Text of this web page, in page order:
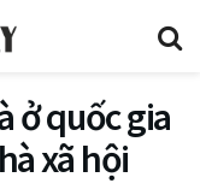
ở quốc gia
xã hội